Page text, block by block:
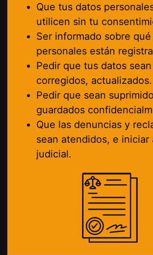
Que tus datos
utilicen sin tu
Ser informado sobre
personales están
Pedir que tus datos sean
corregidos, actualizados.
Pedir que sean
guardados
Que las denuncias y
sean atendidos, e iniciar
judicial.